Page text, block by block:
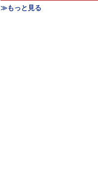
≫もっと見る